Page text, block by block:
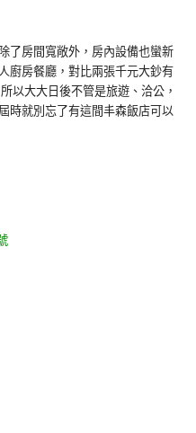
了房間寬敞外，房內設備也蠻新
廚房餐廳，對比兩張千元大鈔有
以大大日後不管是旅遊、洽公，
時就別忘了有這間丰森飯店可以